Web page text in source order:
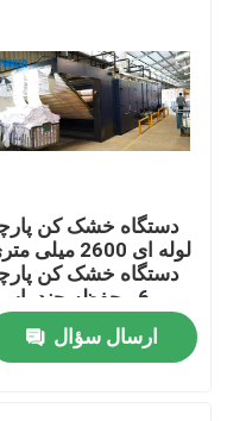
دستگاه خشک کن
لوله ای 2600 میلی
دستگاه خشک کن
6 محفظه چند پاسی
ارسال سؤال